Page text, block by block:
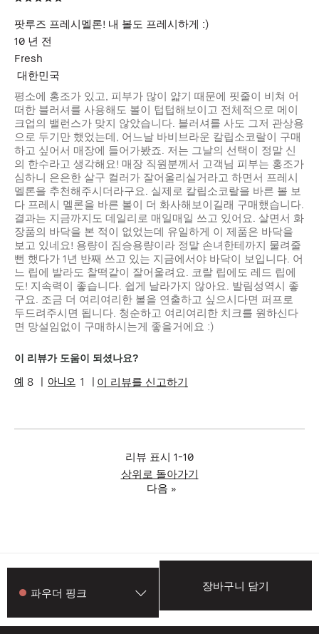
팟루즈 프레시멜론! 내 볼도 프레시하게 :)
10 년 전
Fresh
대한민국
평소에 홍조가 있고, 피부가 많이 얇기 때문에 핏줄이 비쳐 어
떠한 블러셔를 사용해도 볼이 텁텁해보이고 전체적으로 메이
크업의 밸런스가 맞지 않았습니다. 블러셔를 사도 그저 관상용
으로 두기만 했었는데, 어느날 바비브라운 칼립소코랄이 구매
하고 싶어서 매장에 들어가봤죠. 저는 그날의 선택이 정말 신
의 한수라고 생각해요! 매장 직원분께서 고객님 피부는 홍조가
심하니 은은한 살구 컬러가 잘어울리실거라고 하면서 프레시
멜론을 추천해주시더라구요. 실제로 칼립소코랄을 바른 볼 보
다 프레시 멜론을 바른 볼이 더 화사해보이길래 구매했습니다.
결과는 지금까지도 데일리로 매일매일 쓰고 있어요. 살면서 화
장품의 바닥을 본 적이 없었는데 유일하게 이 제품은 바닥을
보고 있네요! 용량이 짐승용량이라 정말 손녀한테까지 물려줄
뻔 했다가 1년 반째 쓰고 있는 지금에서야 바닥이 보입니다. 어
느 립에 발라도 찰떡같이 잘어울려요. 코랄 립에도 레드 립에
도! 지속력이 좋습니다. 쉽게 날라가지 않아요. 발림성역시 좋
구요. 조금 더 여리여리한 볼을 연출하고 싶으시다면 퍼프로
두드려주시면 됩니다. 청순하고 여리여리한 치크를 원하신다
면 망설임없이 구매하시는게 좋을거에요 :)
이 리뷰가 도움이 되셨나요?
8 1 이 리뷰를 신고하기
리뷰 표시 1-10
상위로 돌아가기
다음 »
파우더 핑크
장바구니 담기